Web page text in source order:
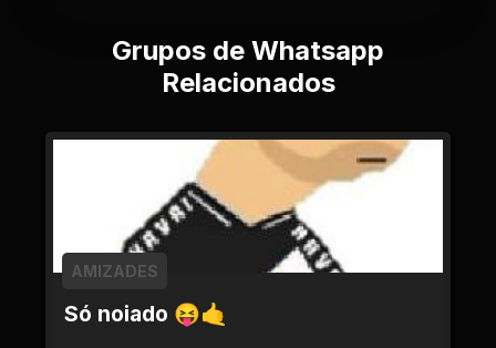
Grupos de Whatsapp
Relacionados
Só noiado 😝🤙
AMIZADES